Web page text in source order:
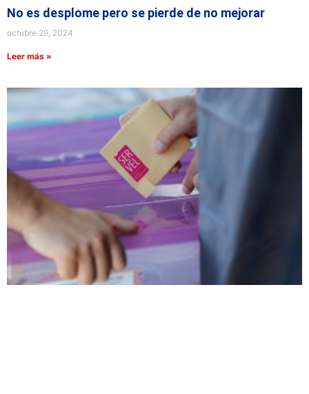
No es desplome pero se pierde de no mejorar
octubre 29, 2024
Leer más »